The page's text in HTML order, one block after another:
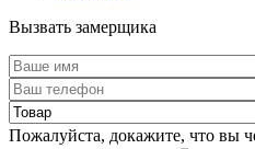
Вызвать замерщика
Пожалуйста, докажите, что вы